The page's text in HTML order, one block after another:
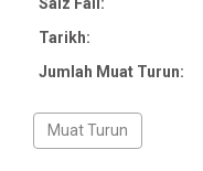
Tarikh:
Jumlah Muat Turun: